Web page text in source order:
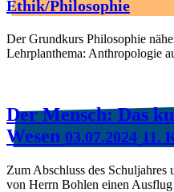
Ethik/Philosophie
Der Grundkurs Philosophie
Lehrplanthema: Anthropologie
Der Mensch: Das
Wesen 03.07.2024 11.
Zum Abschluss des
von Herrn Bohlen einen Ausflug